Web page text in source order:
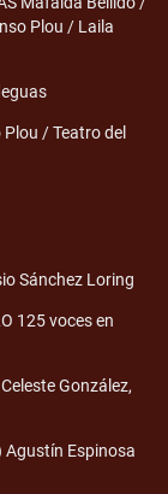
Plou / Laila
/ Teatro del
Sánchez Loring
125 voces en
González,
Agustín Espinosa